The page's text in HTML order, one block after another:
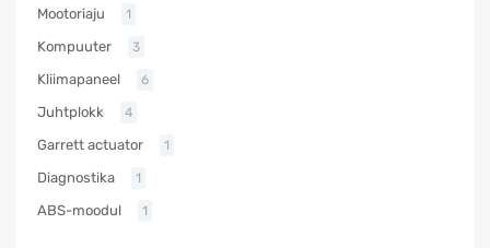
Mootoriaju 1
Kompuuter 3
Kliimapaneel 6
Juhtplokk 4
Garrett actuator 1
Diagnostika 1
ABS-moodul 1